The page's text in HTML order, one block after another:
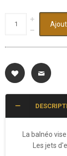
La balnéo
Les jets